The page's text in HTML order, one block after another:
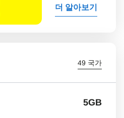
더 알아보기
49 국가
5GB